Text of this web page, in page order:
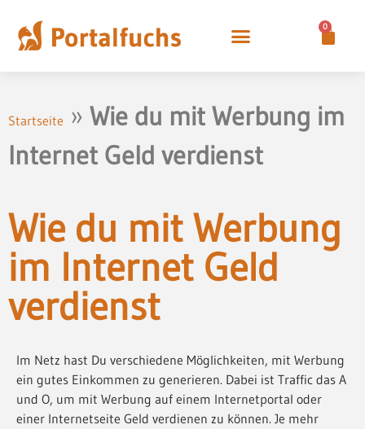
0
Startseite » Wie du mit Werbung im
Internet Geld verdienst
Wie du mit Werbung
im Internet Geld
verdienst
Im Netz hast Du verschiedene Möglichkeiten, mit Werbung
ein gutes Einkommen zu generieren. Dabei ist Traffic das A
und O, um mit Werbung auf einem Internetportal oder
einer Internetseite Geld verdienen zu können. Je mehr